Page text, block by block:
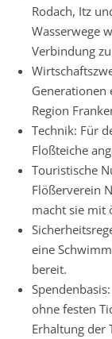
Rodach, Itz
Wasserwege
Verbindung
Generationen
Region
Technik: Für
Floßteiche
Touristische
Flößerverein
macht sie mit
eine
bereit.
ohne festen
Erhaltung der